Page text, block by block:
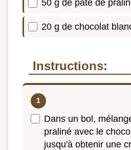
50 g de pâte de
20 g de chocolat
Instructions:
Dans un bol,
praliné avec le
jusqu'à obtenir une